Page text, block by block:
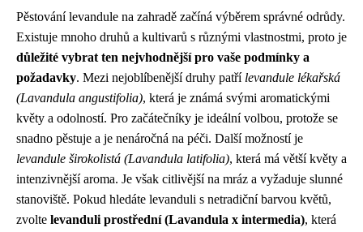
Pěstování levandule na zahradě začíná výběrem správné odrůdy.
Existuje mnoho druhů a kultivarů s různými vlastnostmi, proto je
důležité vybrat ten nejvhodnější pro vaše podmínky a
požadavky. Mezi nejoblíbenější druhy patří levandule lékařská
(Lavandula angustifolia), která je známá svými aromatickými
květy a odolností. Pro začátečníky je ideální volbou, protože se
snadno pěstuje a je nenáročná na péči. Další možností je
levandule širokolistá (Lavandula latifolia), která má větší květy a
intenzivnější aroma. Je však citlivější na mráz a vyžaduje slunné
stanoviště. Pokud hledáte levanduli s netradiční barvou květů,
zvolte levanduli prostřední (Lavandula x intermedia), která